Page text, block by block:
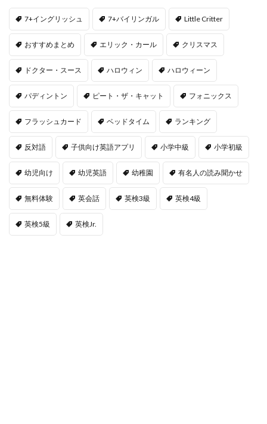
7+イングリッシュ 7+バイリンガル Little Critter
おすすめまとめ エリック・カール クリスマス
ドクター・スース ハロウィン ハロウィーン
パディントン ピート・ザ・キャット フォニックス
フラッシュカード ベッドタイム ランキング
反対語 子供向け英語アプリ 小学中級 小学初級
幼児向け 幼児英語 幼稚園 有名人の読み聞かせ
無料体験 英会話 英検3級 英検4級
英検5級 英検Jr.